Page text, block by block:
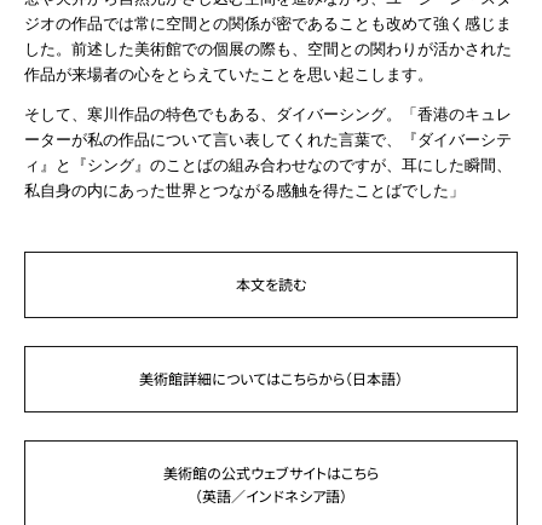
ジオの作品では常に空間との関係が密であることも改めて強く感じま
した。前述した美術館での個展の際も、空間との関わりが活かされた
作品が来場者の心をとらえていたことを思い起こします。
そして、寒川作品の特色でもある、ダイバーシング。「香港のキュレ
ーターが私の作品について言い表してくれた言葉で、『ダイバーシテ
ィ』と『シング』のことばの組み合わせなのですが、耳にした瞬間、
私自身の内にあった世界とつながる感触を得たことばでした」
本文を読む
美術館詳細についてはこちらから（日本語）
美術館の公式ウェブサイトはこちら
（英語／インドネシア語）